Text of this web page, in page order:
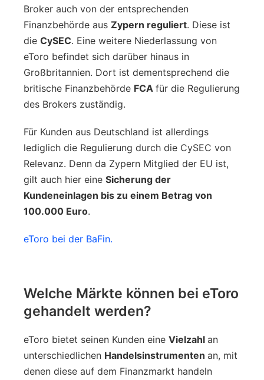
Broker auch von der entsprechenden
Finanzbehörde aus Zypern reguliert. Diese ist
die CySEC. Eine weitere Niederlassung von
eToro befindet sich darüber hinaus in
Großbritannien. Dort ist dementsprechend die
britische Finanzbehörde FCA für die Regulierung
des Brokers zuständig.
Für Kunden aus Deutschland ist allerdings
lediglich die Regulierung durch die CySEC von
Relevanz. Denn da Zypern Mitglied der EU ist,
gilt auch hier eine Sicherung der
Kundeneinlagen bis zu einem Betrag von
100.000 Euro.
eToro bei der BaFin.
Welche Märkte können bei eToro
gehandelt werden?
eToro bietet seinen Kunden eine Vielzahl an
unterschiedlichen Handelsinstrumenten an, mit
denen diese auf dem Finanzmarkt handeln